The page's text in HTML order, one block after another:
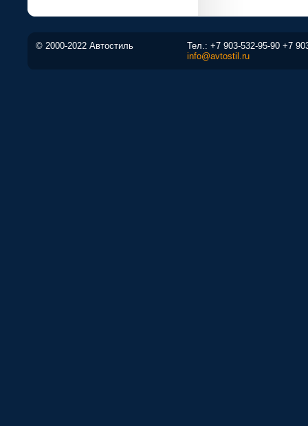
© 2000-2022 Автостиль Тел.: +7 903-532-95-90 +7
info@avtostil.ru